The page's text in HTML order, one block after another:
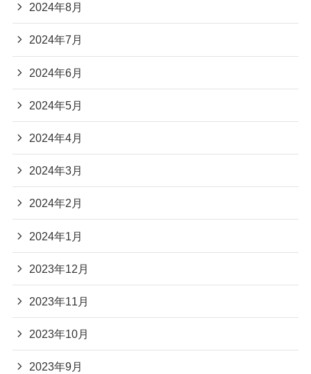
2024年8月
2024年7月
2024年6月
2024年5月
2024年4月
2024年3月
2024年2月
2024年1月
2023年12月
2023年11月
2023年10月
2023年9月